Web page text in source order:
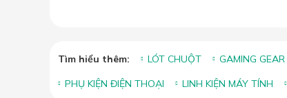
Tìm hiểu thêm: LÓT CHUỘT GAMING GEAR
PHỤ KIỆN ĐIỆN THOẠI
LINH KIỆN MÁY TÍNH